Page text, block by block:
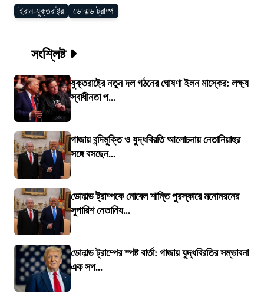
ইরান-যুক্তরাষ্ট্র ডোনাল্ড ট্রাম্প
সংশ্লিষ্ট
যুক্তরাষ্ট্রে নতুন দল গঠনের ঘোষণা ইলন মাস্কের: লক্ষ্য
স্বাধীনতা প...
গাজায় বন্দিমুক্তি ও যুদ্ধবিরতি আলোচনায় নেতানিয়াহুর
সঙ্গে বসছেন...
ডোনাল্ড ট্রাম্পকে নোবেল শান্তি পুরস্কারে মনোনয়নের
সুপারিশ নেতানিয...
ডোনাল্ড ট্রাম্পের স্পষ্ট বার্তা: গাজায় যুদ্ধবিরতির সম্ভাবনা
এক সপ...